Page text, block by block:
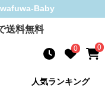
Baby
送料無料
0 0
人気ランキング